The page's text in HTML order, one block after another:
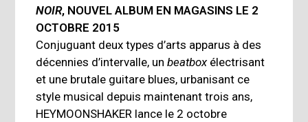
NOIR, NOUVEL ALBUM EN MAGASINS LE 2
OCTOBRE 2015
Conjuguant deux types d’arts apparus à des
décennies d’intervalle, unbeatboxélectrisant
et une brutale guitare blues, urbanisant ce
style musical depuis maintenant trois ans,
HEYMOONSHAKER lance le 2 octobre